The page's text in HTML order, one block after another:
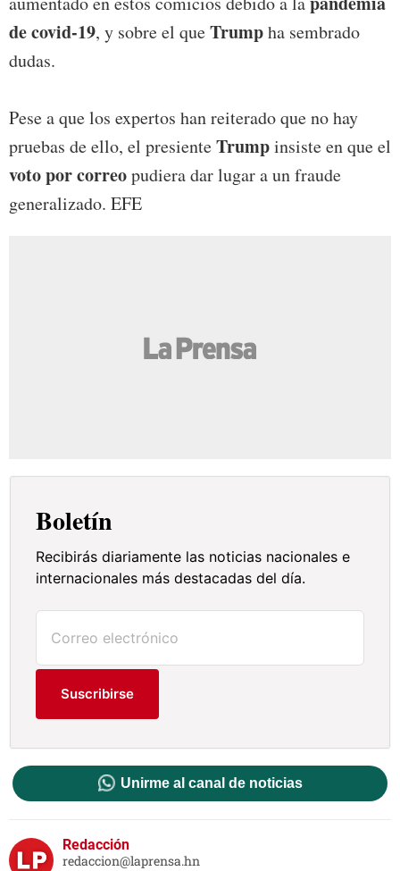
de covid-19, y sobre el queTrumpha sembrado
dudas.
Pese a que los expertos han reiterado que no hay
pruebas de ello, el presienteTrumpinsiste en que el
voto por correopudiera dar lugar a un fraude
generalizado. EFE
Boletín
Recibirás diariamente las noticias nacionales e
internacionales más destacadas del día.
Suscribirse
Unirme al canal de noticias
Redacción
redaccion@laprensa.hn